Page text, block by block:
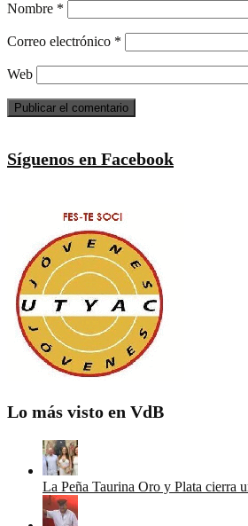
Nombre *
Correo electrónico *
Web
Síguenos en Facebook
Lo más visto en VdB
La Peña Taurina Oro y Plata cierra